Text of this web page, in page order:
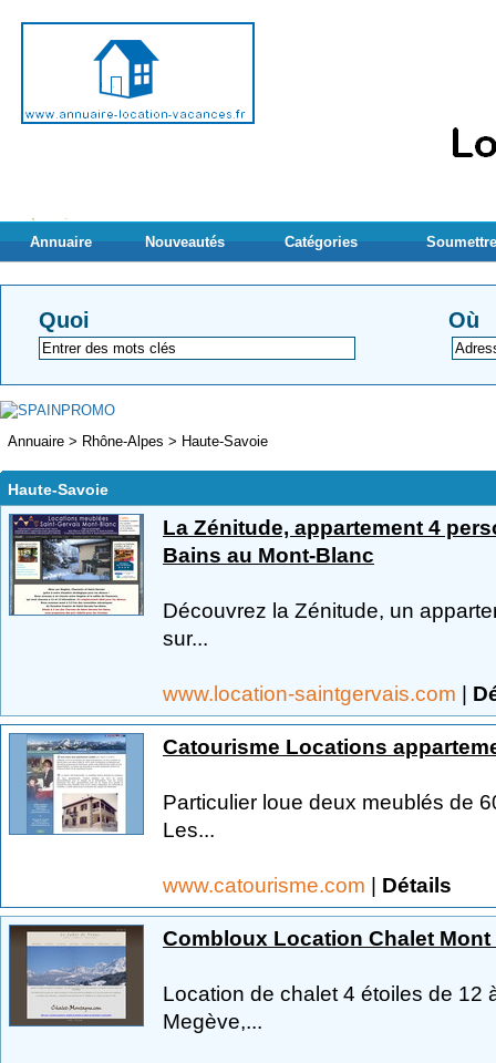
Annuaire Nouveautés Catégories
Quoi Où
Annuaire > Rhône-Alpes > Haute-Savoie
Haute-Savoie
La Zénitude, appartement 4
Bains au Mont-Blanc
Découvrez la Zénitude, un
sur...
www.location-saintgervais.com |
Catourisme Locations
Particulier loue deux meublés de
Les...
www.catourisme.com | Détails
Combloux Location Chalet
Location de chalet 4 étoiles de 12
Megève,...